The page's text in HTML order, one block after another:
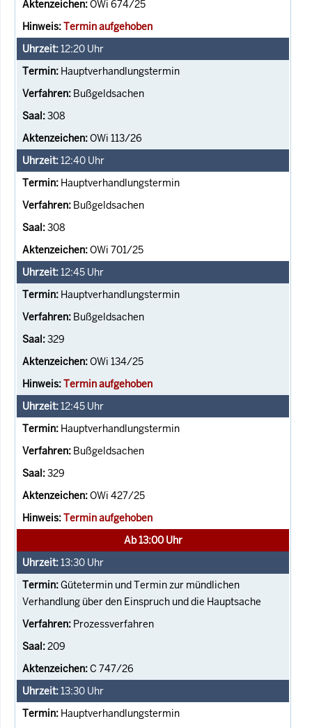
OWi 674/25
Termin aufgehoben
12:20 Uhr
Hauptverhandlungstermin
Bußgeldsachen
308
OWi 113/26
12:40 Uhr
Hauptverhandlungstermin
Bußgeldsachen
308
OWi 701/25
12:45 Uhr
Hauptverhandlungstermin
Bußgeldsachen
329
OWi 134/25
Termin aufgehoben
12:45 Uhr
Hauptverhandlungstermin
Bußgeldsachen
329
OWi 427/25
Termin aufgehoben
Ab 13:00 Uhr
13:30 Uhr
Gütetermin und Termin zur mündlichen
Verhandlung über den Einspruch und die Hauptsache
Prozessverfahren
209
C 747/26
13:30 Uhr
Hauptverhandlungstermin